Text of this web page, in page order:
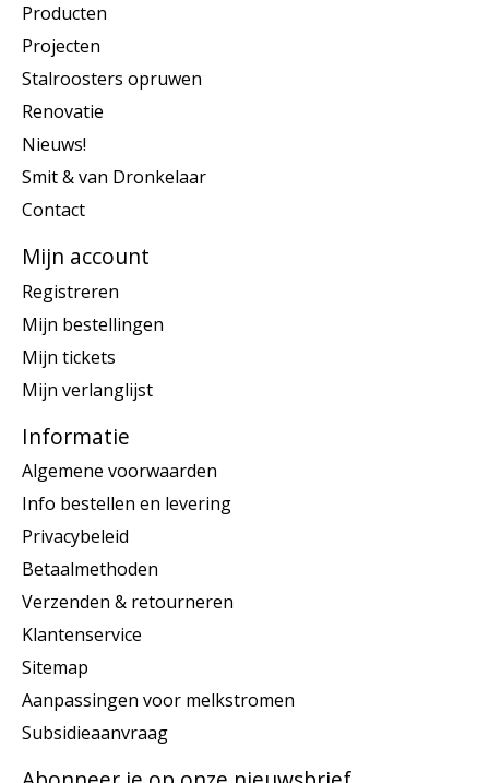
Producten
Projecten
Stalroosters opruwen
Renovatie
Nieuws!
Smit & van Dronkelaar
Contact
Mijn account
Registreren
Mijn bestellingen
Mijn tickets
Mijn verlanglijst
Informatie
Algemene voorwaarden
Info bestellen en levering
Privacybeleid
Betaalmethoden
Verzenden & retourneren
Klantenservice
Sitemap
Aanpassingen voor melkstromen
Subsidieaanvraag